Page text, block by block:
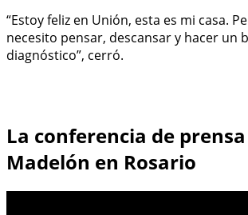
“Estoy feliz en Unión, esta es mi casa.
necesito pensar, descansar y hacer un
diagnóstico”, cerró.
La conferencia de
Madelón en Rosario